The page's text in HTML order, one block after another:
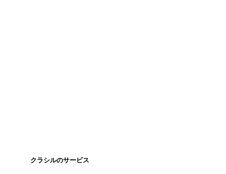
クラシルのサービス